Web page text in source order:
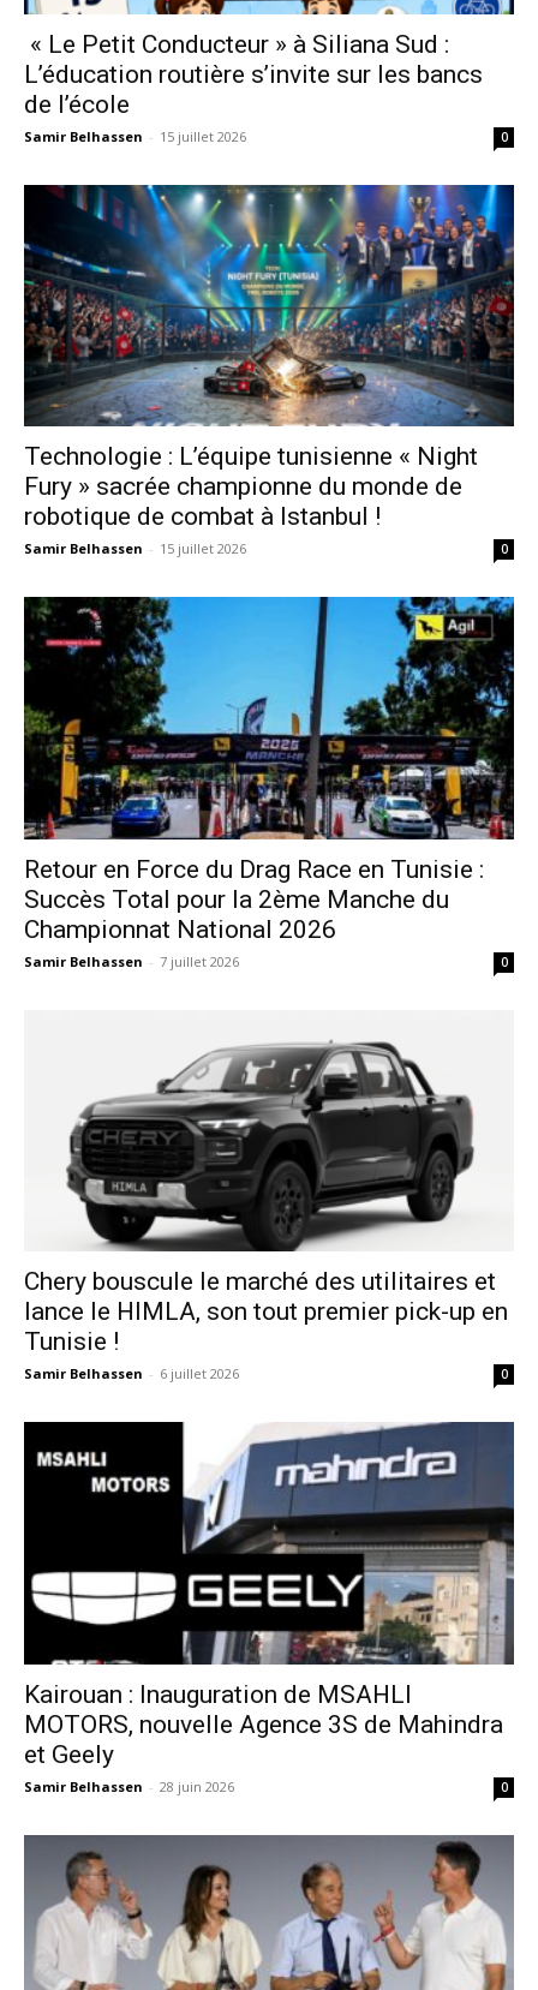
« Le Petit Conducteur » à Siliana Sud :
L’éducation routière s’invite sur les bancs
de l’école
Samir Belhassen - 15 juillet 2026 0
Technologie : L’équipe tunisienne « Night
Fury » sacrée championne du monde de
robotique de combat à Istanbul !
Samir Belhassen - 15 juillet 2026 0
Retour en Force du Drag Race en Tunisie :
Succès Total pour la 2ème Manche du
Championnat National 2026
Samir Belhassen - 7 juillet 2026 0
Chery bouscule le marché des utilitaires et
lance le HIMLA, son tout premier pick-up en
Tunisie !
Samir Belhassen - 6 juillet 2026 0
Kairouan : Inauguration de MSAHLI
MOTORS, nouvelle Agence 3S de Mahindra
et Geely
Samir Belhassen - 28 juin 2026 0